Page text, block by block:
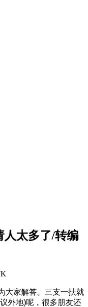
人太多了/转编
大家解答。三支一扶就
外地)呢，很多朋友还